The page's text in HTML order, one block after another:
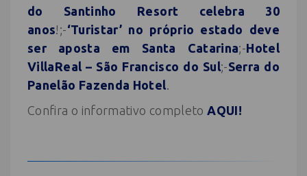
do Santinho Resort celebra 30
anos!;-‘Turistar’ no próprio estado deve
ser aposta em Santa Catarina;-Hotel
VillaReal – São Francisco do Sul;-Serra do
Panelão Fazenda Hotel
Confira o informativo completo AQUI!